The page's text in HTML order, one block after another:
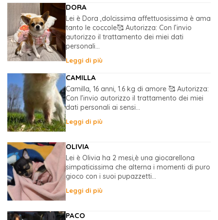
DORA
Lei è Dora ,dolcissima affettuosissima è ama
tanto le coccole🥰 Autorizza: Con l’invio
autorizzo il trattamento dei miei dati
personali...
Leggi di più
CAMILLA
Camilla, 16 anni, 1.6 kg di amore 🥰 Autorizza:
Con l’invio autorizzo il trattamento dei miei
dati personali ai sensi...
Leggi di più
OLIVIA
Lei è Olivia ha 2 mesi,è una giocarellona
simpaticissima che alterna i momenti di puro
gioco con i suoi pupazzetti...
Leggi di più
PACO